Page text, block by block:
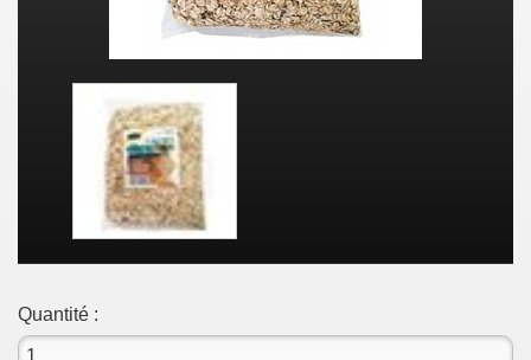
Quantité :